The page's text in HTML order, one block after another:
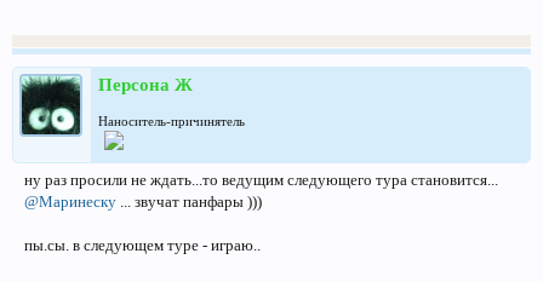
Персона Ж
Наноситель-причинятель
ну раз просили не ждать...то ведущим следующего тура становится...
@Маринеску ... звучат панфары )))
пы.сы. в следующем туре - играю..